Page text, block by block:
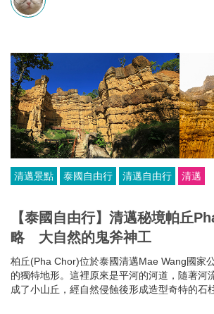
清邁景點 泰國自由行 清邁自由行 清邁
【泰國自由行】清邁秘境帕丘
略 大自然的鬼斧神工
柏丘(Pha Chor)位於泰國清邁Mae Wang國家
的獨特地形。這裡原來是平河的河道，隨著河
成了小山丘，經自然侵蝕後形成造型奇特的石